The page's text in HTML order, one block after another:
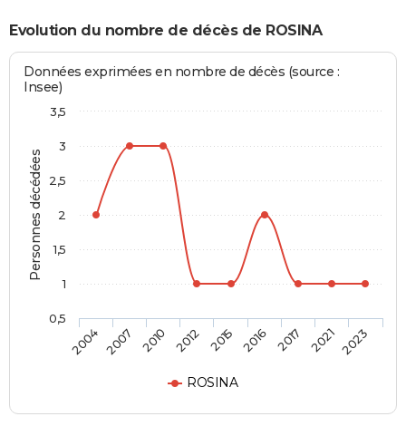
Evolution du nombre de décès de ROSINA
Personnes décédées
Données exprimées en nombre de décès (source :
Insee)
ROSINA
2004 2007 2010 2012 2015 2016 2017 2021 2023
0,5
1
1,5
2
2,5
3
3,5